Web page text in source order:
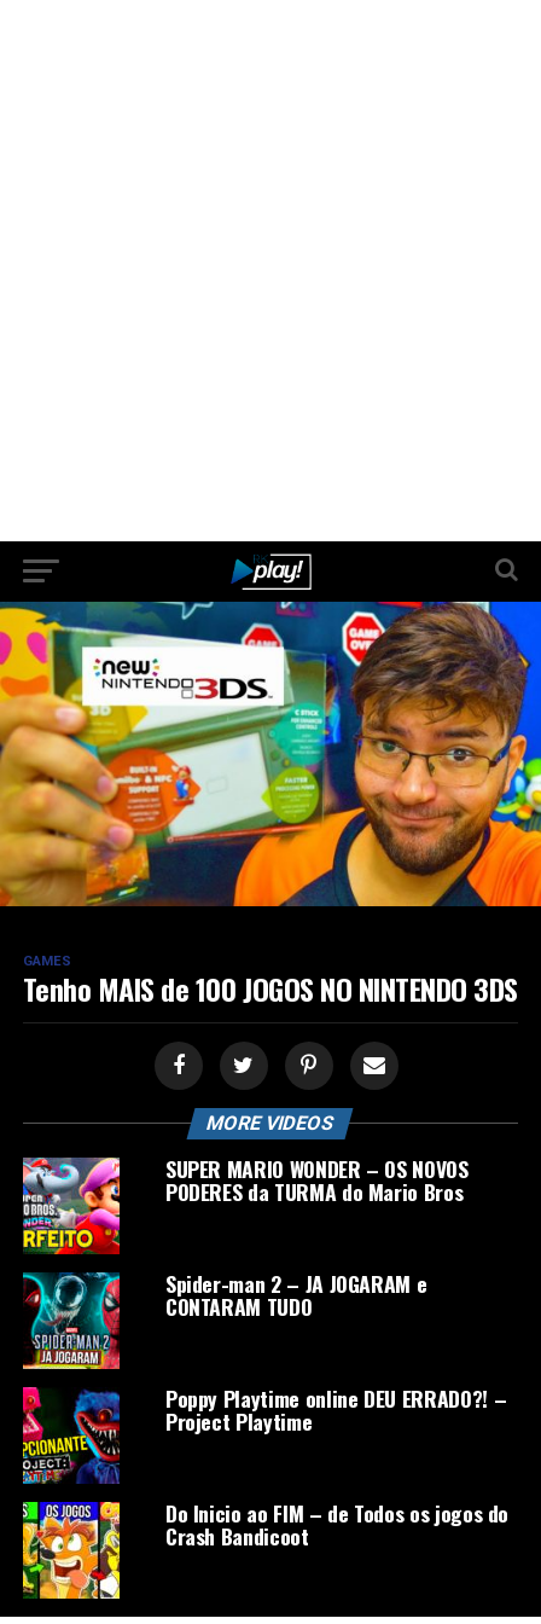
GAMES
Tenho MAIS de 100 JOGOS NO NINTENDO 3DS
MORE VIDEOS
SUPER MARIO WONDER – OS NOVOS
PODERES da TURMA do Mario Bros
Spider-man 2 – JA JOGARAM e
CONTARAM TUDO
Poppy Playtime online DEU ERRADO?! –
Project Playtime
Do Inicio ao FIM – de Todos os jogos do
Crash Bandicoot